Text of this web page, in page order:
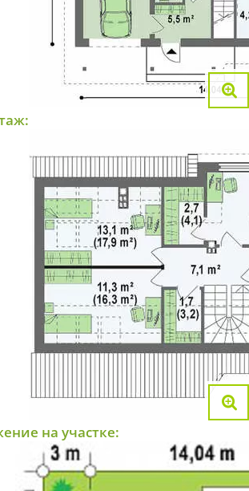
на участке: